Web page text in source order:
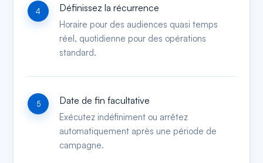
Définissez la récurrence
Horaire pour des audiences quasi temps
réel, quotidienne pour des opérations
standard.
Date de fin facultative
Exécutez indéfiniment ou arrêtez
automatiquement après une période de
campagne.